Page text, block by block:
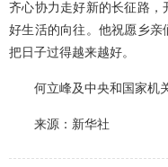
齐心协力走好新的长征路
好生活的向往。他祝愿乡亲
把日子过得越来越好。
何立峰及中央和国家机
来源：新华社